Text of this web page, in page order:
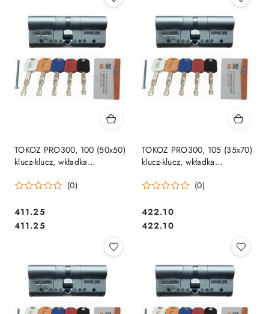
TOKOZ PRO300, 100 (50x50)
klucz-klucz, wkładka
(0)
Cena:
411.25
Cena:
411.25
TOKOZ PRO300, 105 (35x70)
klucz-klucz, wkładka
(0)
Cena:
422.10
Cena:
422.10